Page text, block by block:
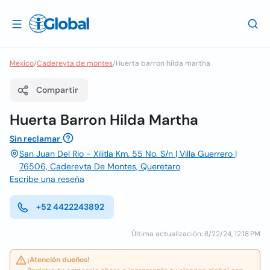
Mexico/Cadereyta de montes/Huerta barron hilda martha
Compartir
Huerta Barron Hilda Martha
Sin reclamar
San Juan Del Rio - Xilitla Km. 55 No. S/n | Villa Guerrero |
76506, Cadereyta De Montes, Queretaro
Escribe una reseña
+52 4422243892
Última actualización: 8/22/24, 12:18 PM
¡Atención dueños!